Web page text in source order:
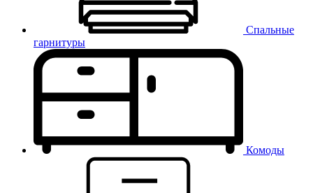
Спальные
гарнитуры
Комоды